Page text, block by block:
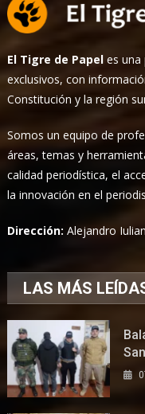
El Tigre de Papel es
exclusivos, con
Constitución y la región
Somos un equipo de
áreas, temas y
calidad periodística, el
la innovación en el
Dirección:Alejandro
LAS MÁS